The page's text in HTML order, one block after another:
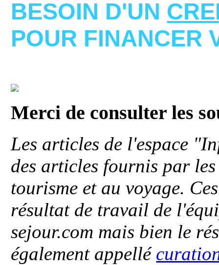
BESOIN D'UN
POUR FINANCER
Merci de consulter les
Les articles de l'espace
des articles fournis par
tourisme et au voyage.
résultat de travail de
sejour.com mais bien le
également appellé